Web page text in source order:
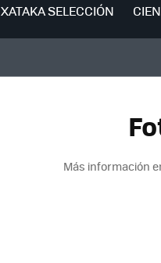
XATAKA SELECCIÓN
Más información